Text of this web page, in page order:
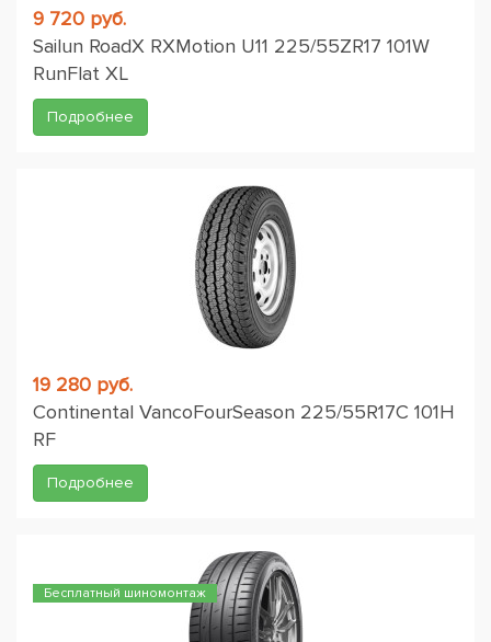
9 720 руб.
Sailun RoadX RXMotion U11 225/55ZR17 101W
RunFlat XL
Подробнее
19 280 руб.
Continental VancoFourSeason 225/55R17C 101H
RF
Подробнее
Бесплатный шиномонтаж